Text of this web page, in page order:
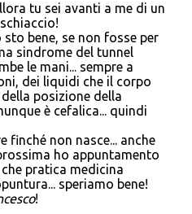
tu sei avanti a me di un
sto bene, se non fosse per
sindrome del tunnel
le mani... sempre a
dei liquidi che il corpo
posizione della
è cefalica... quindi
finché non nasce... anche
ho appuntamento
pratica medicina
speriamo bene!
!